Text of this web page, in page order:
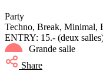
Party
Techno, Break, Minimal,
ENTRY: 15.- (deux
Grande salle
Share